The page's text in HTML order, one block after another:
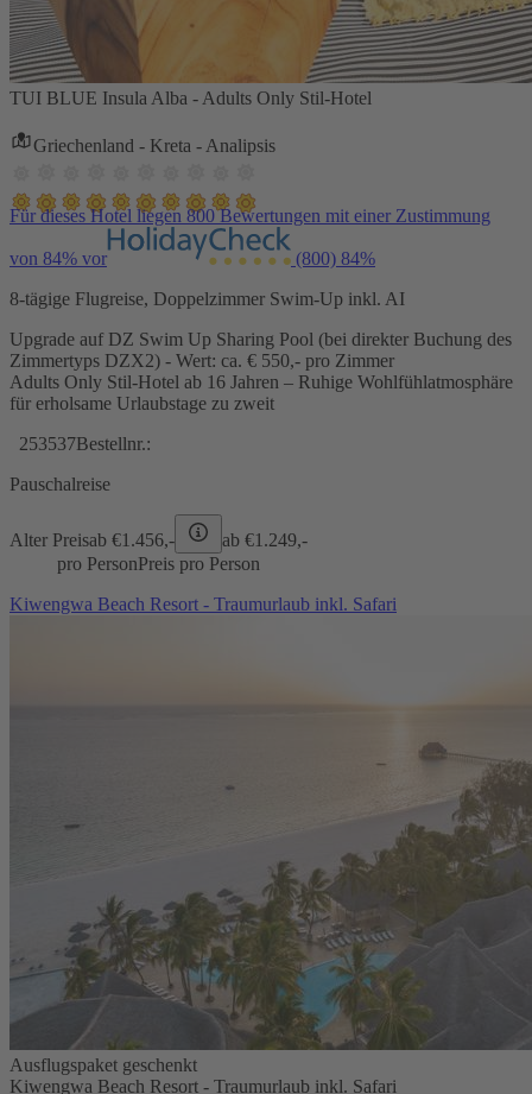
TUI BLUE Insula Alba - Adults Only Stil-Hotel
Griechenland - Kreta - Analipsis
Für dieses Hotel liegen 800 Bewertungen mit einer Zustimmung
von 84% vor (800) 84%
8-tägige Flugreise, Doppelzimmer Swim-Up inkl. AI
Upgrade auf DZ Swim Up Sharing Pool (bei direkter Buchung des
Zimmertyps DZX2) - Wert: ca. € 550,- pro Zimmer
Adults Only Stil-Hotel ab 16 Jahren – Ruhige Wohlfühlatmosphäre
für erholsame Urlaubstage zu zweit
253537Bestellnr.:
Pauschalreise
Alter Preisab €1.456,- ab €1.249,-
pro PersonPreis pro Person
Kiwengwa Beach Resort - Traumurlaub inkl. Safari
Ausflugspaket geschenkt
Kiwengwa Beach Resort - Traumurlaub inkl. Safari